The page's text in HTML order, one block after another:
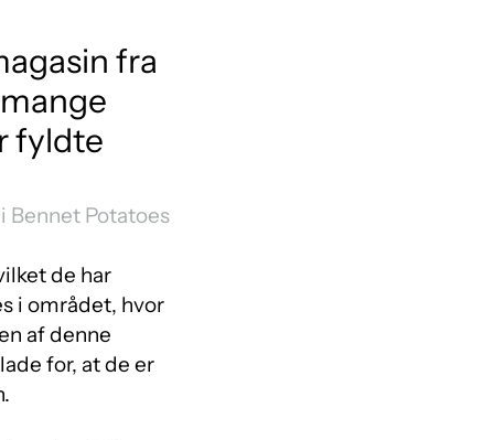
fra
fyldte
Bennet Potatoes
de har
i området, hvor
af denne
for, at de er